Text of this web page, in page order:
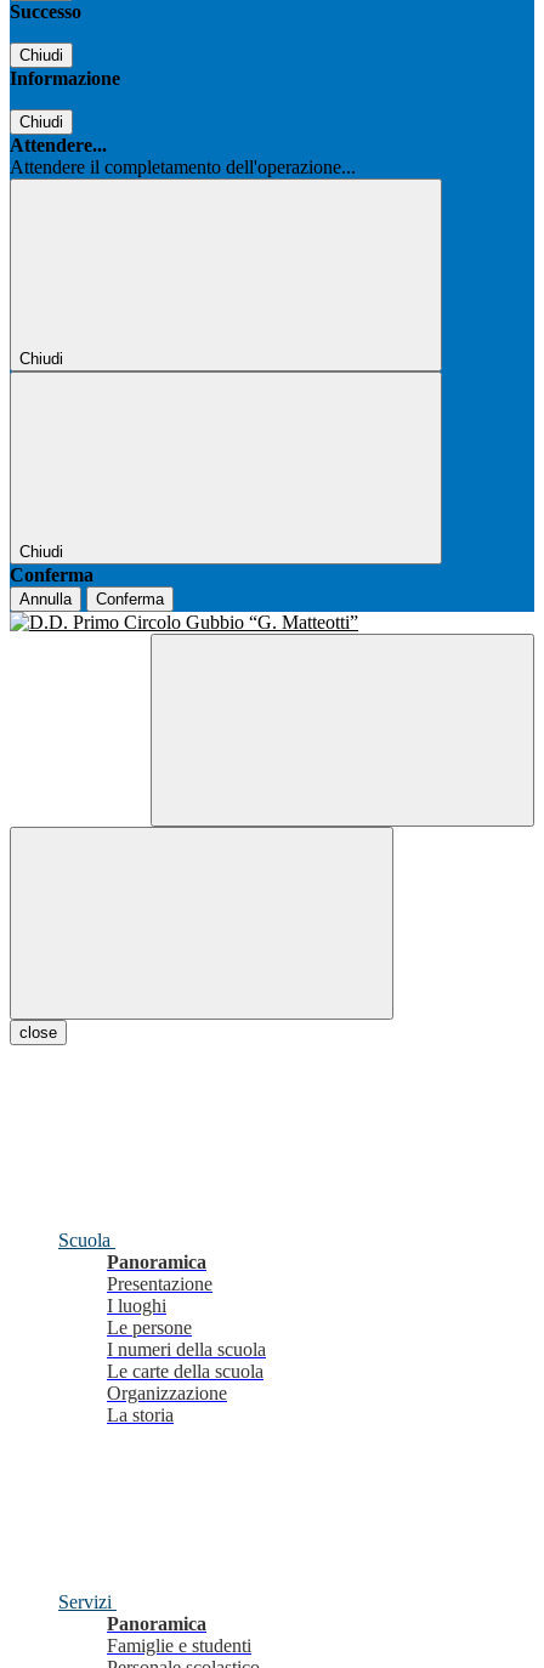
Successo
Chiudi
Informazione
Chiudi
Attendere...
Attendere il completamento dell'operazione...
Chiudi
Chiudi
Conferma
Annulla Conferma
close
Scuola
Panoramica
Presentazione
I luoghi
Le persone
I numeri della scuola
Le carte della scuola
Organizzazione
La storia
Servizi
Panoramica
Famiglie e studenti